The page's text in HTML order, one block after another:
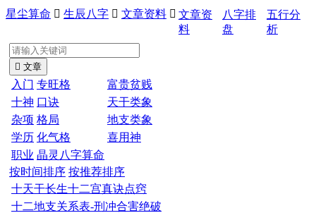
星尘算命  生辰八字  文章资料  文章资
料
八字排
盘
五行分
析
 文章
入门 专旺格
富贵贫贱
十神 口诀
天干类象
杂项 格局
地支类象
学历 化气格
喜用神
职业 晶灵八字算命
按时间排序 按推荐排序
十天干长生十二宫真诀点窍
十二地支关系表-刑冲合害绝破